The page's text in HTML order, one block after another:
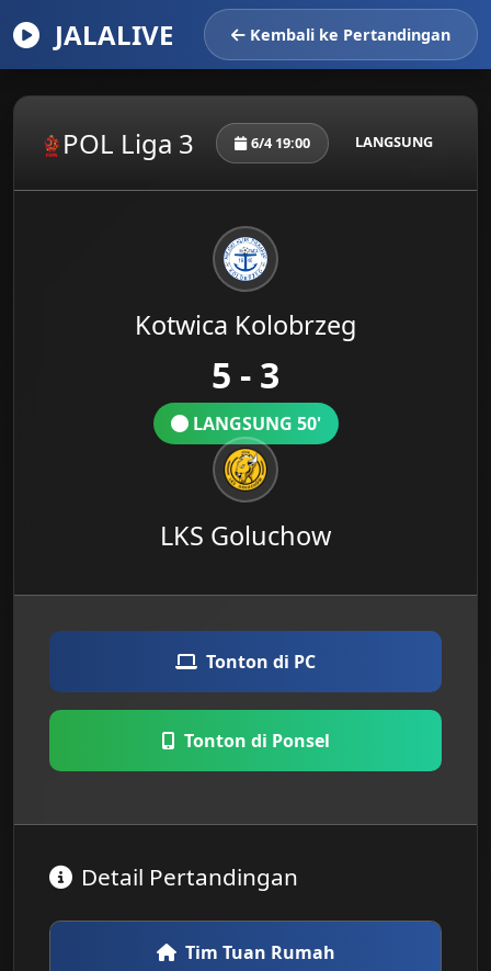
JALALIVE Kembali ke Pertandingan
POL Liga 3 6/4 19:00 LANGSUNG
Kotwica Kolobrzeg
5 - 3
LANGSUNG 50'
LKS Goluchow
Tonton di PC
Tonton di Ponsel
Detail Pertandingan
Tim Tuan Rumah